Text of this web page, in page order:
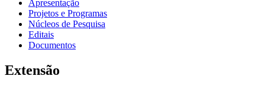
Apresentação
Projetos e Programas
Núcleos de Pesquisa
Editais
Documentos
Extensão